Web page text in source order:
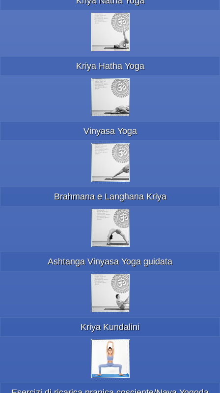
Kriya Hatha Yoga
Vinyasa Yoga
Brahmana e Langhana Kriya
Ashtanga Vinyasa Yoga guidata
Kriya Kundalini